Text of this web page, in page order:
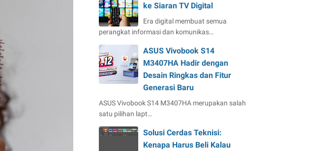
ke Siaran TV Digital
Era digital membuat semua
perangkat informasi dan komunikas…
ASUS Vivobook S14
M3407HA Hadir dengan
Desain Ringkas dan Fitur
Generasi Baru
ASUS Vivobook S14 M3407HA merupakan salah
satu pilihan lapt…
Solusi Cerdas Teknisi:
Kenapa Harus Beli Kalau